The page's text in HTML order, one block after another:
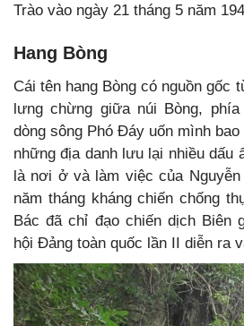
Trào vào ngày 21 tháng 5 năm
Hang Bòng
Cái tên hang Bòng có nguồn gốc
lưng chừng giữa núi Bòng,
dòng sông Phó Đáy uốn mình
những địa danh lưu lại nhiều dấu
là nơi ở và làm việc của
năm tháng kháng chiến chống
Bác đã chỉ đạo chiến dịch Biên
hội Đảng toàn quốc lần II diễn ra